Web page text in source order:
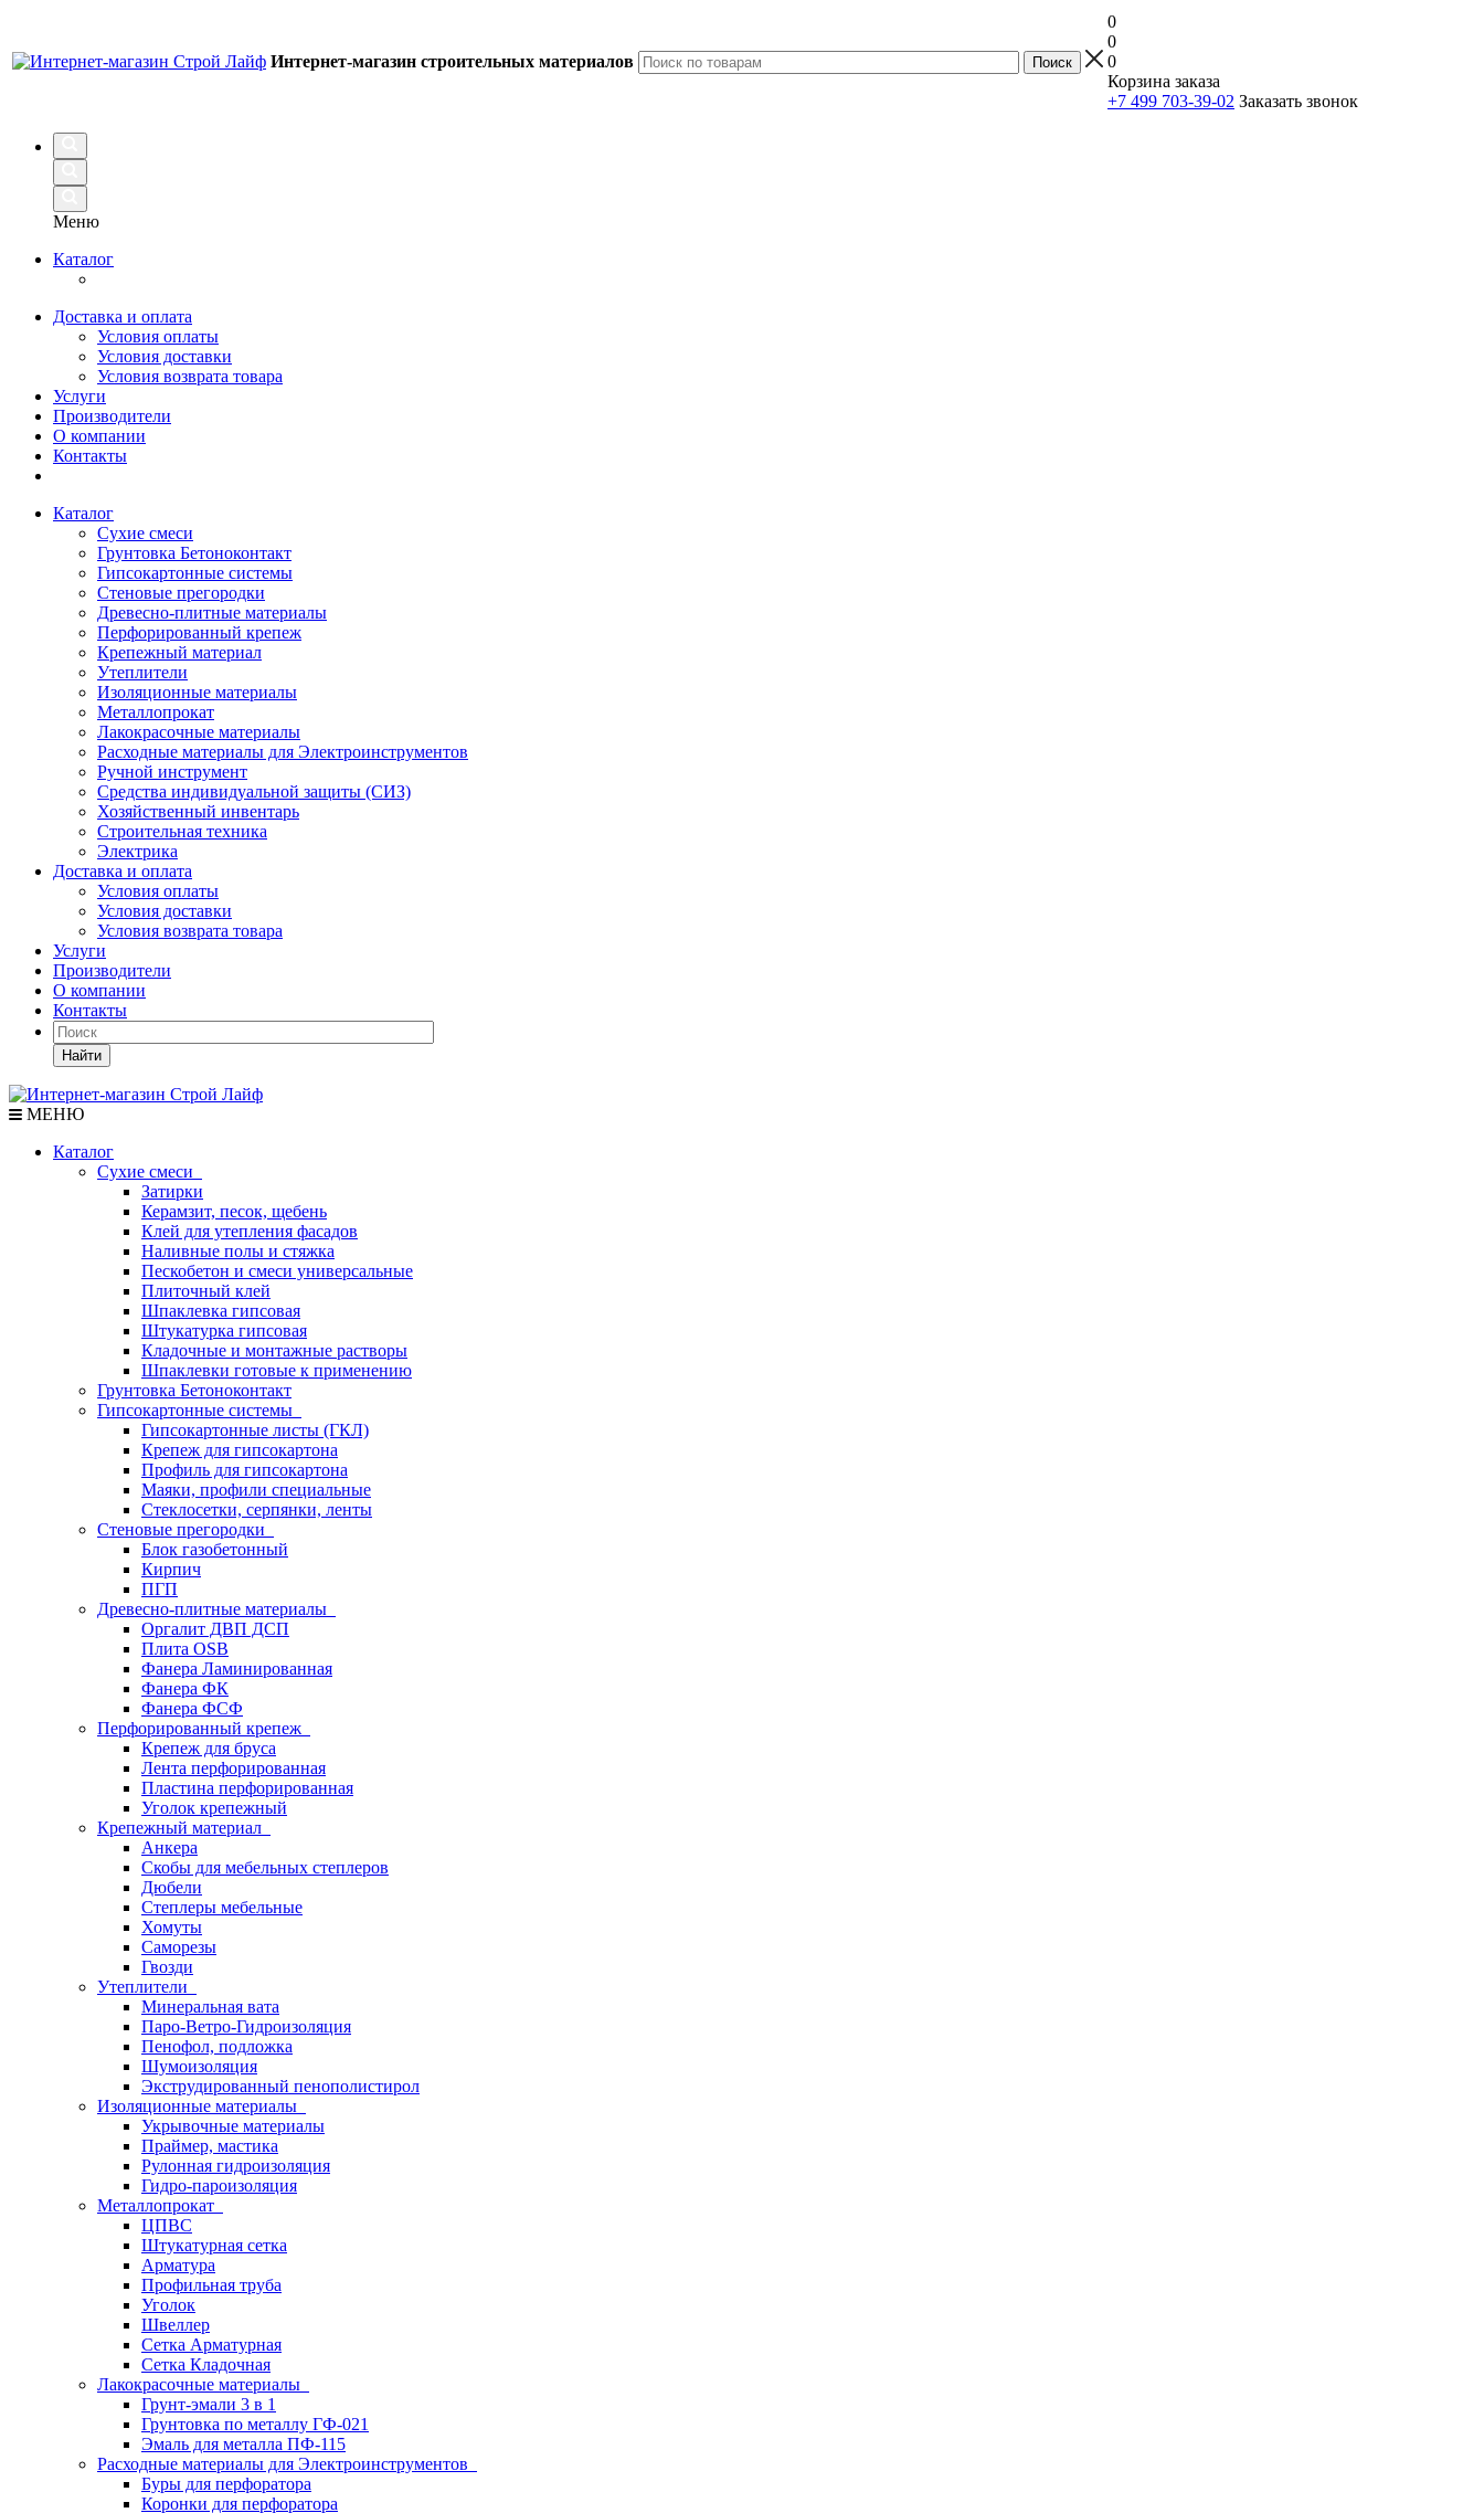
Интернет-магазин строительных материалов
0
0
0
Корзина заказа
+7 499 703-39-02 Заказать звонок
Меню
Каталог
Доставка и оплата
Условия оплаты
Условия доставки
Условия возврата товара
Услуги
Производители
О компании
Контакты
Каталог
Сухие смеси
Грунтовка Бетоноконтакт
Гипсокартонные системы
Стеновые прегородки
Древесно-плитные материалы
Перфорированный крепеж
Крепежный материал
Утеплители
Изоляционные материалы
Металлопрокат
Лакокрасочные материалы
Расходные материалы для Электроинструментов
Ручной инструмент
Средства индивидуальной защиты (СИЗ)
Хозяйственный инвентарь
Строительная техника
Электрика
Доставка и оплата
Условия оплаты
Условия доставки
Условия возврата товара
Услуги
Производители
О компании
Контакты
Найти
МЕНЮ
Каталог
Сухие смеси
Затирки
Керамзит, песок, щебень
Клей для утепления фасадов
Наливные полы и стяжка
Пескобетон и смеси универсальные
Плиточный клей
Шпаклевка гипсовая
Штукатурка гипсовая
Кладочные и монтажные растворы
Шпаклевки готовые к применению
Грунтовка Бетоноконтакт
Гипсокартонные системы
Гипсокартонные листы (ГКЛ)
Крепеж для гипсокартона
Профиль для гипсокартона
Маяки, профили специальные
Стеклосетки, серпянки, ленты
Стеновые прегородки
Блок газобетонный
Кирпич
ПГП
Древесно-плитные материалы
Оргалит ДВП ДСП
Плита OSB
Фанера Ламинированная
Фанера ФК
Фанера ФСФ
Перфорированный крепеж
Крепеж для бруса
Лента перфорированная
Пластина перфорированная
Уголок крепежный
Крепежный материал
Анкера
Скобы для мебельных степлеров
Дюбели
Степлеры мебельные
Хомуты
Саморезы
Гвозди
Утеплители
Минеральная вата
Паро-Ветро-Гидроизоляция
Пенофол, подложка
Шумоизоляция
Экструдированный пенополистирол
Изоляционные материалы
Укрывочные материалы
Праймер, мастика
Рулонная гидроизоляция
Гидро-пароизоляция
Металлопрокат
ЦПВС
Штукатурная сетка
Арматура
Профильная труба
Уголок
Швеллер
Сетка Арматурная
Сетка Кладочная
Лакокрасочные материалы
Грунт-эмали 3 в 1
Грунтовка по металлу ГФ-021
Эмаль для металла ПФ-115
Расходные материалы для Электроинструментов
Буры для перфоратора
Коронки для перфоратора